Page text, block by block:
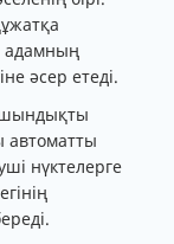
адамның
әсер етеді.
шындықты
автоматты
нүктелерге